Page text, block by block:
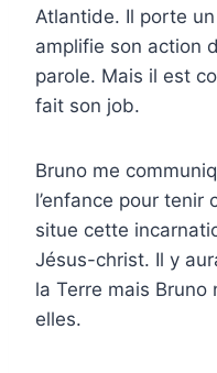
Atlantide. Il porte
amplifie son action
parole. Mais il est
fait son job.
Bruno me
l’enfance pour tenir
situe cette
Jésus-christ. Il y
la Terre mais Bruno
elles.